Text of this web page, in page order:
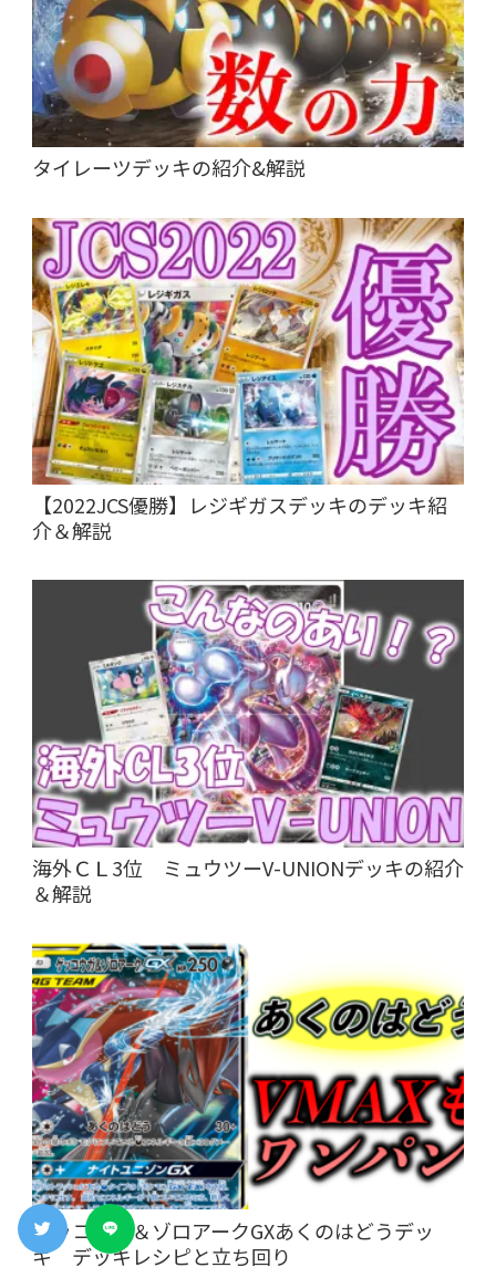
タイレーツデッキの紹介&解説
【2022JCS優勝】レジギガスデッキのデッキ紹
介＆解説
海外ＣＬ3位 ミュウツーV-UNIONデッキの紹介
＆解説
ゲッコウガ＆ゾロアークGXあくのはどうデッ
キ デッキレシピと立ち回り